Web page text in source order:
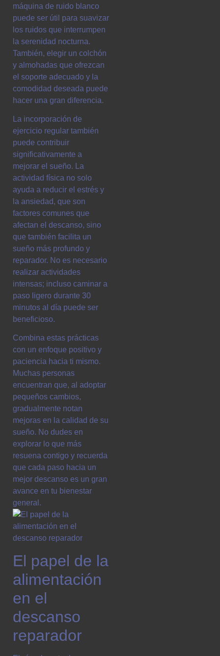
máquina de ruido blanco
puede ser útil para suavizar
los ruidos que interrumpen
la serenidad nocturna.
También, elegir un colchón
y almohadas que ofrezcan
el soporte adecuado y la
comodidad deseada puede
hacer una gran diferencia.
La incorporación de
ejercicio regular también
puede contribuir
significativamente a
mejorar el sueño. La
actividad física no solo
ayuda a reducir el estrés y
la ansiedad, que son
factores comunes que
afectan el descanso, sino
que también facilita un
sueño más profundo y
reparador. No es necesario
realizar actividades
intensas; incluso caminar a
paso ligero durante 30
minutos al día puede ser
beneficioso.
Combina estas prácticas
con un enfoque positivo y
paciencia hacia ti mismo.
Muchas personas
encuentran que, al adoptar
pequeños cambios,
gradualmente notan
mejoras en la calidad de su
sueño. No dudes en
explorar lo que más
resuena contigo y recuerda
que cada paso hacia un
mejor descanso es un gran
avance en tu bienestar
general.
El papel de la
alimentación
en el
descanso
reparador